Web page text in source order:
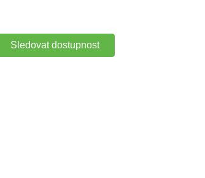
Sledovat dostupnost